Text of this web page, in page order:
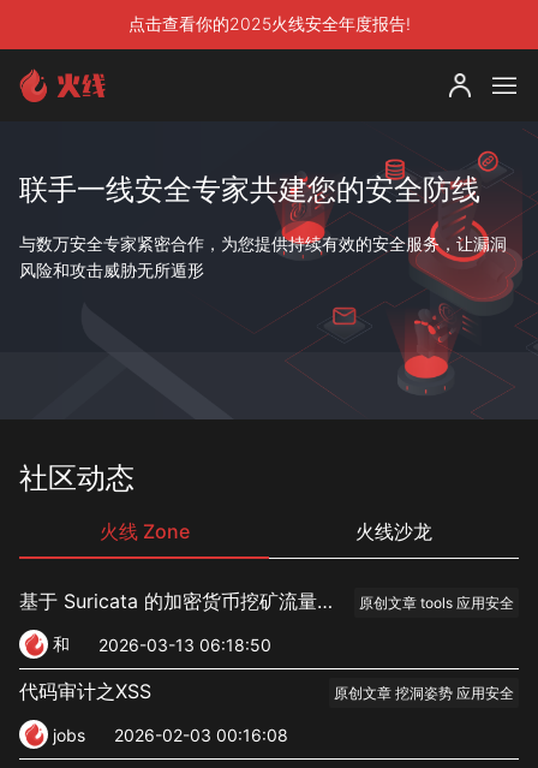
点击查看你的2025火线安全年度报告!
联手一线安全专家共建您的安全防线
与数万安全专家紧密合作，为您提供持续有效的安全服务，让漏洞
风险和攻击威胁无所遁形
社区动态
火线 Zone 火线沙龙
基于 Suricata 的加密货币挖矿流量识别与治理工具实践 原创文章 tools 应用安全
和 2026-03-13 06:18:50
代码审计之XSS 原创文章 挖洞姿势 应用安全
jobs 2026-02-03 00:16:08